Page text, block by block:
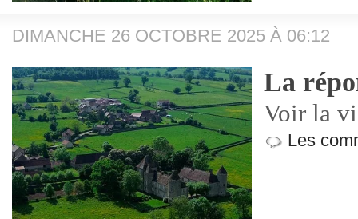
DIMANCHE 26 OCTOBRE 2025 À 06:12
La
Voir la
Les